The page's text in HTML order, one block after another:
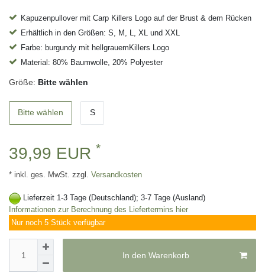
Kapuzenpullover mit Carp Killers Logo auf der Brust & dem Rücken
Erhältlich in den Größen: S, M, L, XL und XXL
Farbe: burgundy mit hellgrauemKillers Logo
Material: 80% Baumwolle, 20% Polyester
Größe: Bitte wählen
Bitte wählen S
39,99 EUR *
* inkl. ges. MwSt. zzgl. Versandkosten
Lieferzeit 1-3 Tage (Deutschland); 3-7 Tage (Ausland)
Informationen zur Berechnung des Liefertermins hier
Nur noch 5 Stück verfügbar
In den Warenkorb